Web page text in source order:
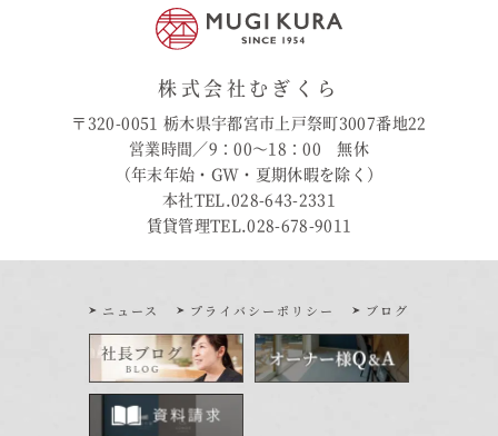
株式会社むぎくら
〒320-0051 栃木県宇都宮市上戸祭町3007番地22
営業時間／9：00〜18：00 無休
（年末年始・GW・夏期休暇を除く）
本社TEL.028-643-2331
賃貸管理TEL.028-678-9011
ニュース プライバシーポリシー ブログ